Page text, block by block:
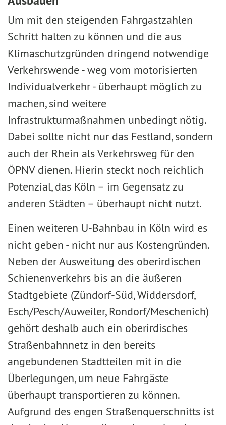
Um mit den steigenden Fahrgastzahlen
Schritt halten zu können und die aus
Klimaschutzgründen dringend notwendige
Verkehrswende - weg vom motorisierten
Individualverkehr - überhaupt möglich zu
machen, sind weitere
Infrastrukturmaßnahmen unbedingt nötig.
Dabei sollte nicht nur das Festland, sondern
auch der Rhein als Verkehrsweg für den
ÖPNV dienen. Hierin steckt noch reichlich
Potenzial, das Köln – im Gegensatz zu
anderen Städten – überhaupt nicht nutzt.
Einen weiteren U-Bahnbau in Köln wird es
nicht geben - nicht nur aus Kostengründen.
Neben der Ausweitung des oberirdischen
Schienenverkehrs bis an die äußeren
Stadtgebiete (Zündorf-Süd, Widdersdorf,
Esch/Pesch/Auweiler, Rondorf/Meschenich)
gehört deshalb auch ein oberirdisches
Straßenbahnnetz in den bereits
angebundenen Stadtteilen mit in die
Überlegungen, um neue Fahrgäste
überhaupt transportieren zu können.
Aufgrund des engen Straßenquerschnitts ist